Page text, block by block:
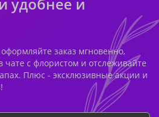
заказ мгновенно,
чате с флористом и отслеживайте
Плюс - эксклюзивные акции и